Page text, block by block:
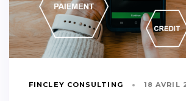
FINCLEY CONSULTING 18 AVRIL